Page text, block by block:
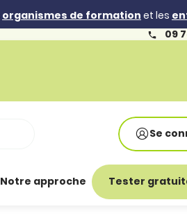
organismes de formation et les
09
Se
Notre approche Tester